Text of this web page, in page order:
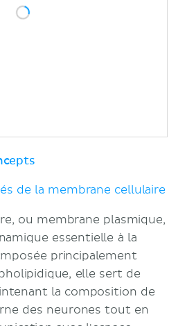
de la membrane cellulaire
ou membrane plasmique,
essentielle à la
principalement
elle sert de
la composition de
des neurones tout en